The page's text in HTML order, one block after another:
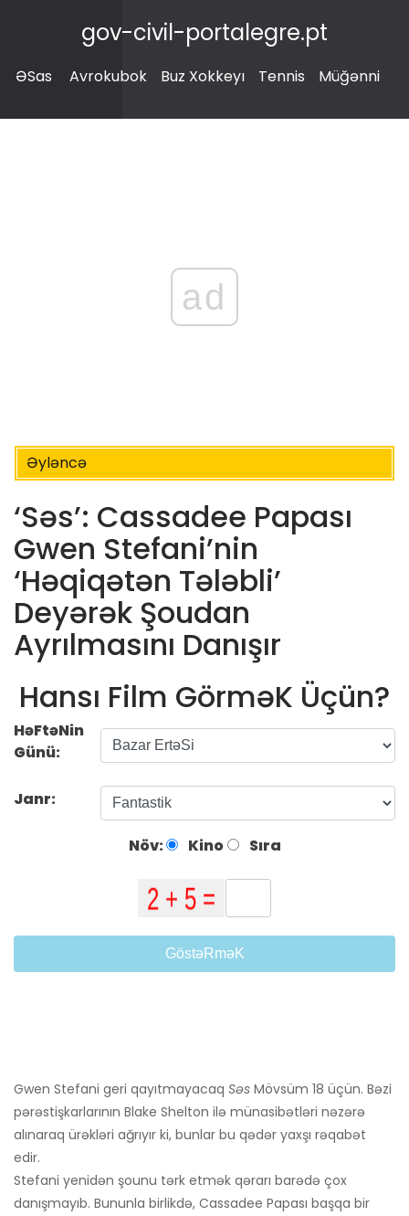
gov-civil-portalegre.pt
ƏSas Avrokubok Buz Xokkeyı Tennis Müğənni
ad
Əyləncə
‘Səs’: Cassadee Papası
Gwen Stefani’nin
‘Həqiqətən Tələbli’
Deyərək Şoudan
Ayrılmasını Danışır
Hansı Film GörməK Üçün?
HəFtəNin
Günü:
Janr:
Növ: Kino Sıra
GöstəRməK
Gwen Stefani geri qayıtmayacaq Səs Mövsüm 18 üçün. Bəzi
pərəstişkarlarının Blake Shelton ilə münasibətləri nəzərə
alınaraq ürəkləri ağrıyır ki, bunlar bu qədər yaxşı rəqabət
edir.
Stefani yenidən şounu tərk etmək qərarı barədə çox
danışmayıb. Bununla birlikdə, Cassadee Papası başqa bir